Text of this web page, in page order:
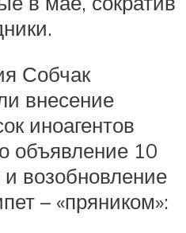
Собчак
внесение
иноагентов
объявление 10
возобновление
– «пряником»: